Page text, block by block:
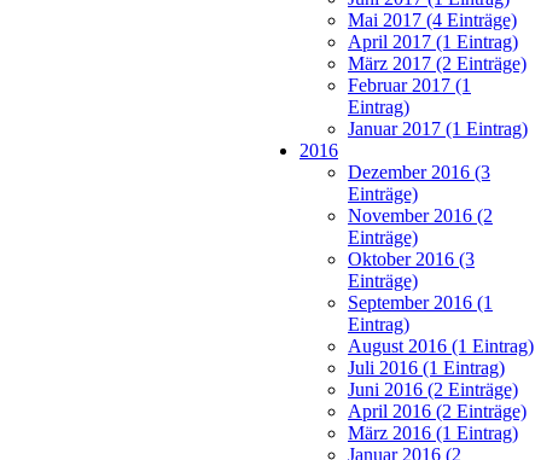
Mai 2017 (4 Einträge)
April 2017 (1 Eintrag)
März 2017 (2 Einträge)
Februar 2017 (1
Eintrag)
Januar 2017 (1 Eintrag)
2016
Dezember 2016 (3
Einträge)
November 2016 (2
Einträge)
Oktober 2016 (3
Einträge)
September 2016 (1
Eintrag)
August 2016 (1 Eintrag)
Juli 2016 (1 Eintrag)
Juni 2016 (2 Einträge)
April 2016 (2 Einträge)
März 2016 (1 Eintrag)
Januar 2016 (2